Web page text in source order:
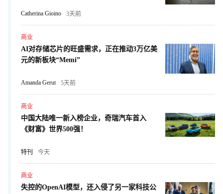
Catherina Gioino 3天前
商业
AI对存储芯片的旺盛需求，正在推动3万亿美
元的新板块“Memi”
Amanda Gerut 5天前
商业
中国大陆唯一新入榜企业，奇瑞汽车首入
《财富》世界500强！
特刊 今天
商业
失控的OpenAI模型，还入侵了另一家科技公